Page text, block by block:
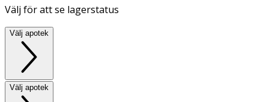
Välj för att se lagerstatus
Välj apotek
Välj apotek